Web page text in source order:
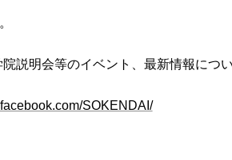
説明会等のイベント、最新情報につ
SOKENDAI/